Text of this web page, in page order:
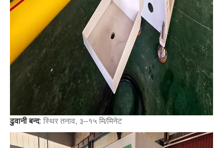
ढुवानी बन्द: स्थिर तनाव, ३–१५ मि/मिनेट